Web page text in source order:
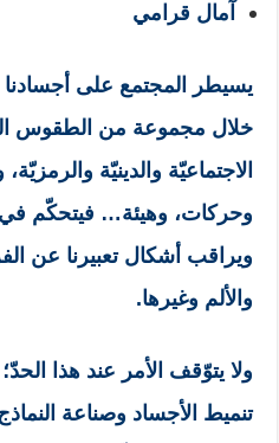
آمال قرامي
يسيطر المجتمع على أجسادنا
خلال مجموعة من الطقوس
الاجتماعيّة والدينيّة
وحركات، وهيئة… فيتحكّم في
ويراقب أشكال تعبيرنا عن
والألم وغيرها.
ولا يتوّقف الأمر عند هذا
تنميط الأجساد وصناعة